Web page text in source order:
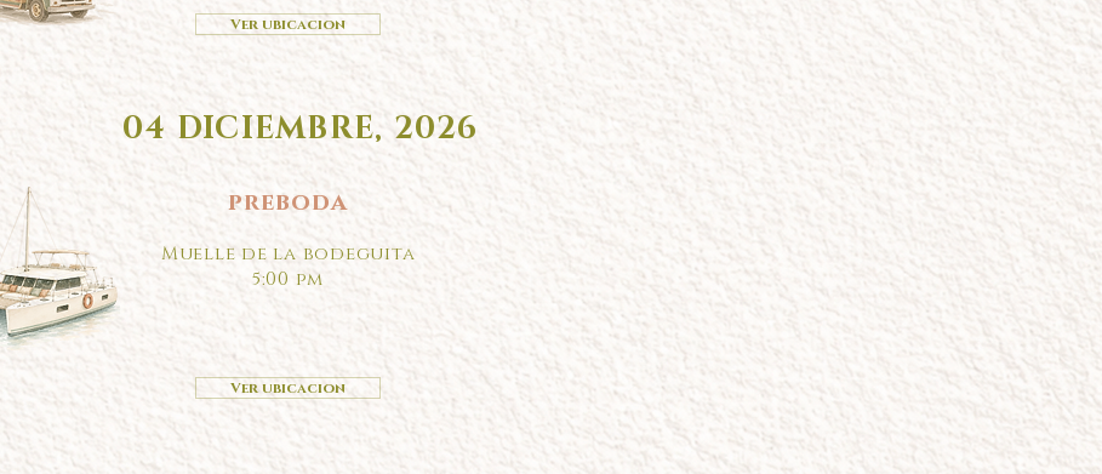
Ver ubicacion
04 DICIEMBRE, 2026
preboda
Muelle de la bodeguita
5:00 pm
Ver ubicacion